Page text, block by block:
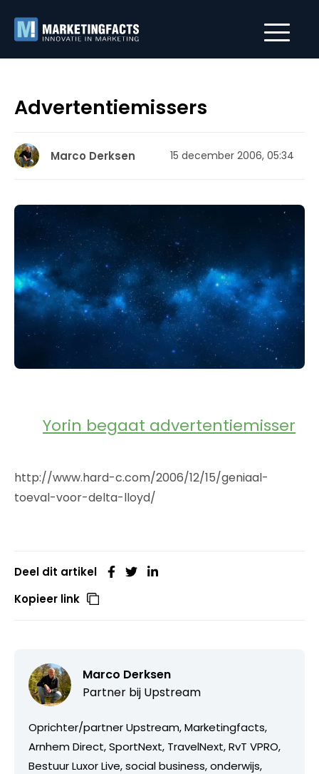
Advertentiemissers
Marco Derksen 15 december 2006, 05:34
Yorin begaat advertentiemisser
http://www.hard-c.com/2006/12/15/geniaal-
toeval-voor-delta-lloyd/
Deel dit artikel
Kopieer link
Marco Derksen
Partner bij Upstream
Oprichter/partner Upstream, Marketingfacts,
Arnhem Direct, SportNext, TravelNext, RvT VPRO,
Bestuur Luxor Live, social business, onderwijs,